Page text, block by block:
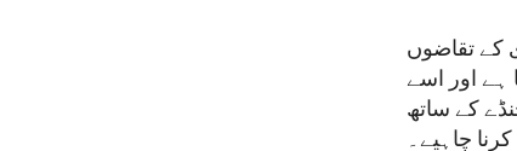
کی تعمیر شروع کی جائے جو 21ویں صدی کے تقاضوں
ہے اور اسے
کے ساتھ
کرنا چاہیے۔